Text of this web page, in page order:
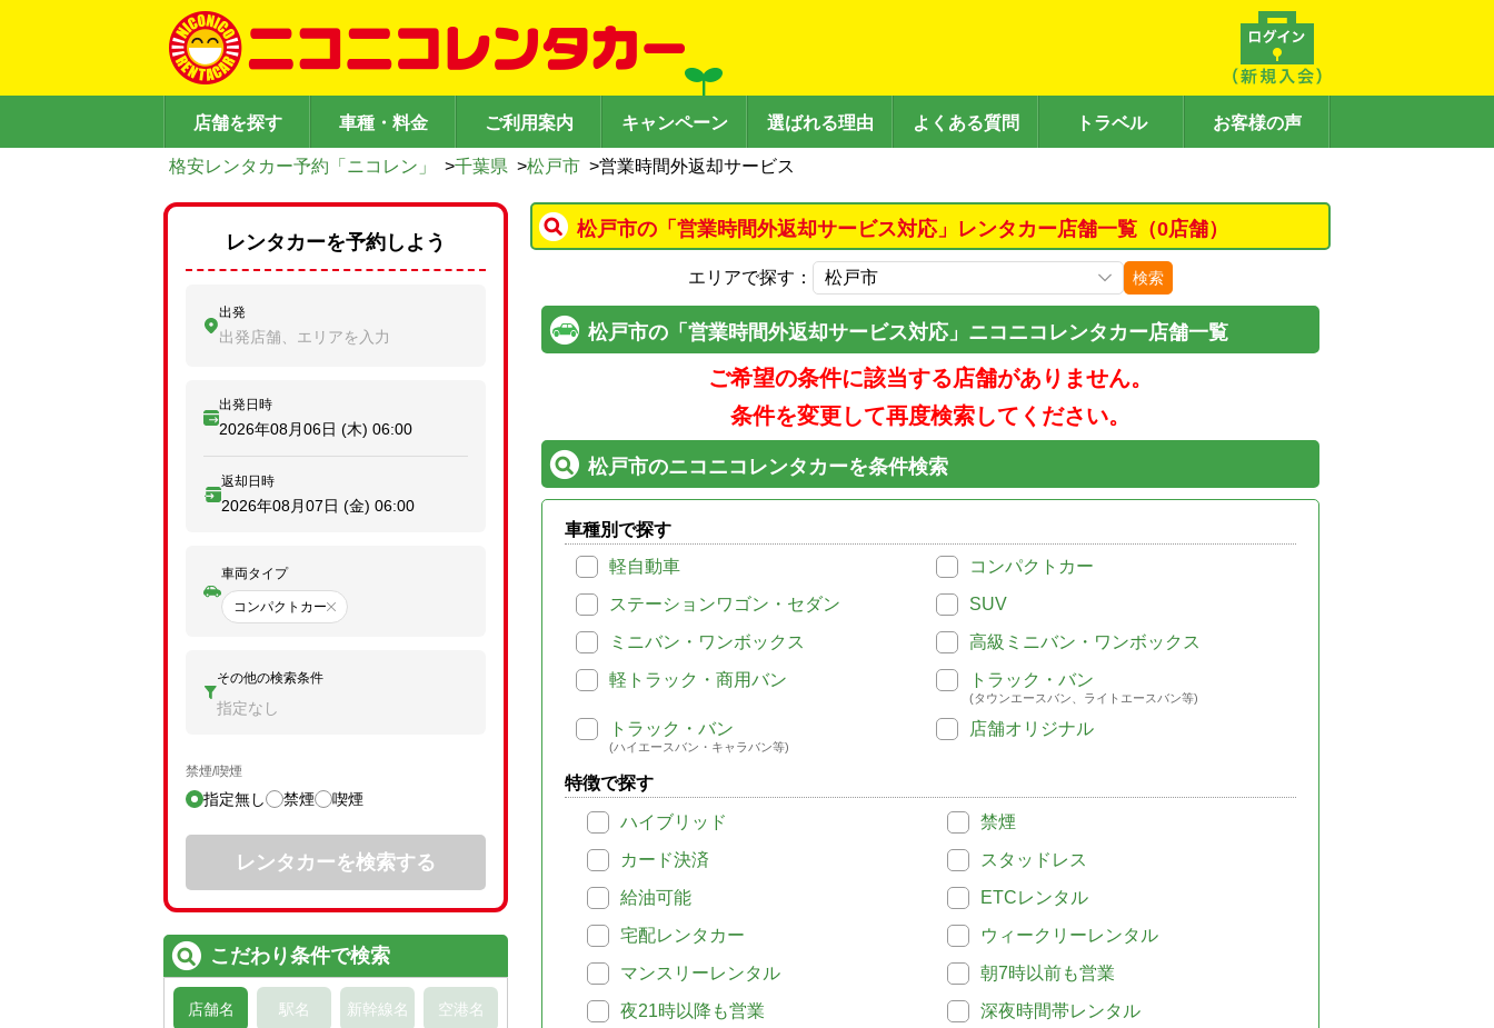
店舗を探す 車種・料金 ご利用案内 キャンペーン 選ばれる理由 よくある質問 トラベル お客様の声
格安レンタカー予約「ニコレン」 >千葉県 >松戸市 >営業時間外返却サービス
松戸市の「営業時間外返却サービス対応」レンタカー店舗一覧（0店舗）
エリアで探す： 検索
松戸市の「営業時間外返却サービス対応」ニコニコレンタカー店舗一覧
ご希望の条件に該当する店舗がありません。
条件を変更して再度検索してください。
松戸市のニコニコレンタカーを条件検索
車種別で探す
軽自動車
コンパクトカー
ステーションワゴン・セダン
SUV
ミニバン・ワンボックス
高級ミニバン・ワンボックス
軽トラック・商用バン
トラック・バン
(タウンエースバン、ライトエースバン等)
トラック・バン
(ハイエースバン・キャラバン等)
店舗オリジナル
特徴で探す
ハイブリッド
禁煙
カード決済
スタッドレス
給油可能
ETCレンタル
宅配レンタカー
ウィークリーレンタル
マンスリーレンタル
朝7時以前も営業
夜21時以降も営業
深夜時間帯レンタル
レンタカーを予約しよう
出発
出発店舗、エリアを入力
出発日時
2026年08月06日 (木) 06:00
返却日時
2026年08月07日 (金) 06:00
車両タイプ
コンパクトカー
その他の検索条件
指定なし
禁煙/喫煙
指定無し 禁煙 喫煙
レンタカーを検索する
こだわり条件で検索
店舗名 駅名 新幹線名 空港名